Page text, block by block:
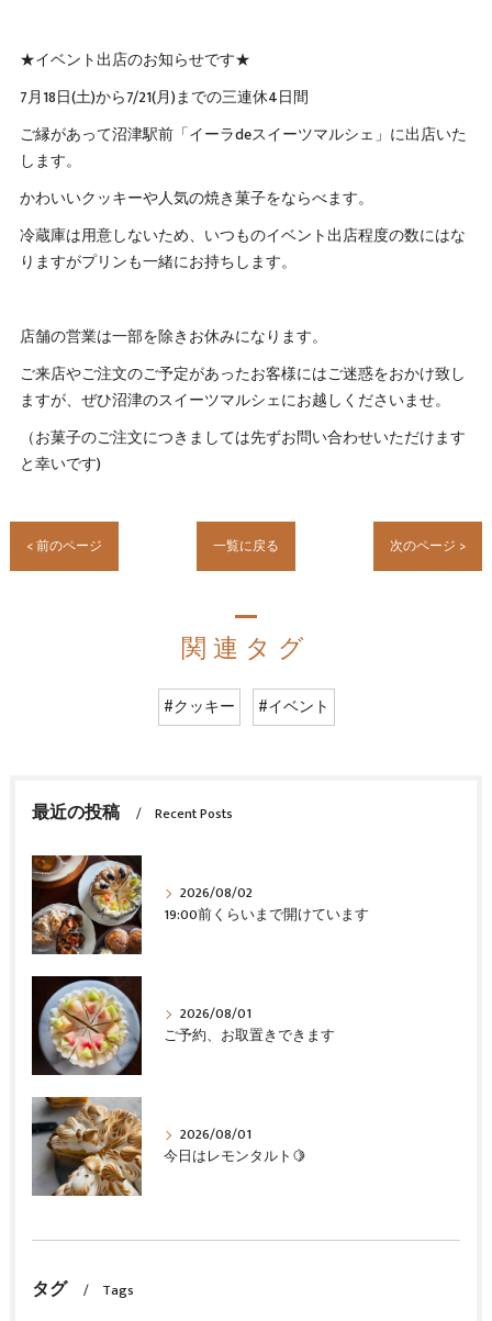
★イベント出店のお知らせです★
7月18日(土)から7/21(月)までの三連休4日間
ご縁があって沼津駅前「イーラdeスイーツマルシェ」に出店いた
します。
かわいいクッキーや人気の焼き菓子をならべます。
冷蔵庫は用意しないため、いつものイベント出店程度の数にはな
りますがプリンも一緒にお持ちします。
店舗の営業は一部を除きお休みになります。
ご来店やご注文のご予定があったお客様にはご迷惑をおかけ致し
ますが、ぜひ沼津のスイーツマルシェにお越しくださいませ。
（お菓子のご注文につきましては先ずお問い合わせいただけます
と幸いです)
< 前のページ 一覧に戻る 次のページ >
関連タグ
#クッキー #イベント
最近の投稿 Recent Posts
2026/08/02
19:00前くらいまで開けています
2026/08/01
ご予約、お取置きできます
2026/08/01
今日はレモンタルト🍋
タグ Tags